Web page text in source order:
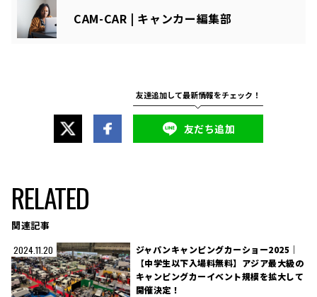
CAM-CAR | キャンカー編集部
友だち追加
RELATED
関連記事
2024.11.20
ジャパンキャンピングカーショー2025｜
【中学生以下入場料無料】アジア最大級の
キャンピングカーイベント規模を拡大して
開催決定！